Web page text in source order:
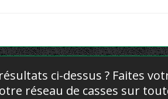
ci-dessus ? Faites
réseau de casses sur